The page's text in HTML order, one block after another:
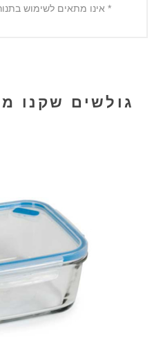
* אינו מתאים לשימוש
גולשים שקנו